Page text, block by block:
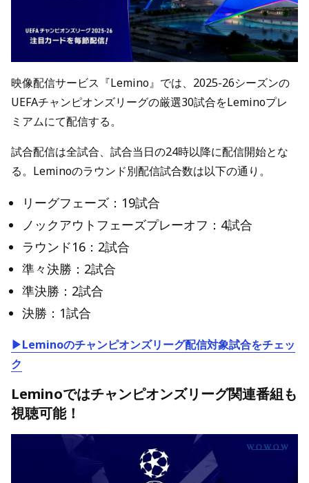
映像配信サービス『Lemino』では、2025-26シーズンの
UEFAチャンピオンズリーグの厳選30試合をLeminoプレ
ミアムにて配信する。
試合配信は全試合、試合当日の24時以降に配信開始とな
る。Leminoのラウンド別配信試合数は以下の通り。
リーグフェーズ：19試合
ノックアウトフェーズプレーオフ：4試合
ラウンド16：2試合
準々決勝：2試合
準決勝：2試合
決勝：1試合
▶Leminoのチャンピオンズリーグ配信対象試合をチェッ
ク
Leminoではチャンピオンズリーグ関連番組も
視聴可能！